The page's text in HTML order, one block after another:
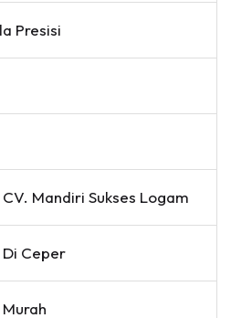
Presisi
Mandiri Sukses Logam
Ceper